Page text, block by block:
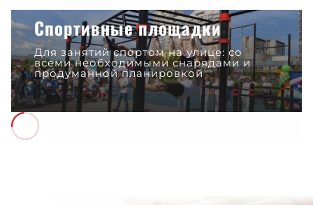
Спортивные площадки
Для занятий спортом на улице: со
всеми необходимыми снарядами и
продуманной планировкой